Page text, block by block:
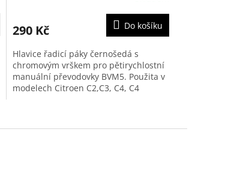
290 Kč Do košíku
Hlavice řadicí páky černošedá s
chromovým vrškem pro pětirychlostní
manuální převodovky BVM5. Použita v
modelech Citroen C2,C3, C4, C4